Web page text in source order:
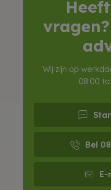
Wij zijn op
08:00
Bel
E-